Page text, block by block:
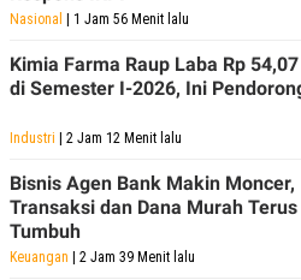
Nasional | 1 Jam 56 Menit lalu
Kimia Farma Raup Laba Rp
di Semester I-2026, Ini
Industri | 2 Jam 12 Menit lalu
Bisnis Agen Bank Makin Moncer,
Transaksi dan Dana Murah Terus
Tumbuh
Keuangan | 2 Jam 39 Menit lalu